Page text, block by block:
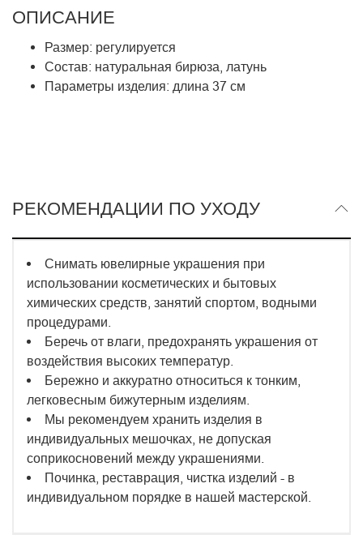
ОПИСАНИЕ
Размер: регулируется
Состав: натуральная бирюза, латунь
Параметры изделия: длина 37 см
РЕКОМЕНДАЦИИ ПО УХОДУ
Снимать ювелирные украшения при
использовании косметических и бытовых
химических средств, занятий спортом, водными
процедурами.
Беречь от влаги, предохранять украшения от
воздействия высоких температур.
Бережно и аккуратно относиться к тонким,
легковесным бижутерным изделиям.
Мы рекомендуем хранить изделия в
индивидуальных мешочках, не допуская
соприкосновений между украшениями.
Починка, реставрация, чистка изделий - в
индивидуальном порядке в нашей мастерской.